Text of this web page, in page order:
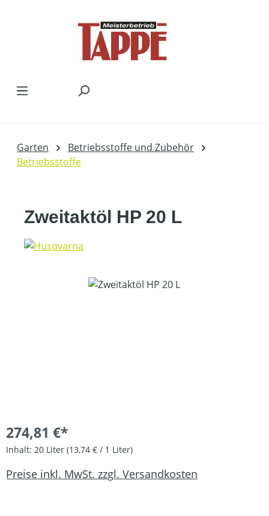
Garten
Betriebsstoffe und Zubehör
Betriebsstoffe
Zweitaktöl HP 20 L
Bildergalerie überspringen
274,81 €*
Inhalt: 20 Liter (13,74 € / 1 Liter)
Preise inkl. MwSt. zzgl. Versandkosten